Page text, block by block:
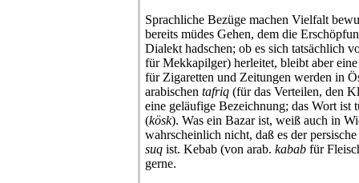
Sprachliche Bezüge machen Vielfalt
bereits müdes Gehen, dem die
Dialekt hadschen; ob es sich tatsächlich
für Mekkapilger) herleitet, bleibt aber
für Zigaretten und Zeitungen werden in
arabischen tafriq (für das Verteilen, den
eine geläufige Bezeichnung; das Wort ist
(kösk). Was ein Bazar ist, weiß auch in
wahrscheinlich nicht, daß es der
suq ist. Kebab (von arab. kabab für
gerne.